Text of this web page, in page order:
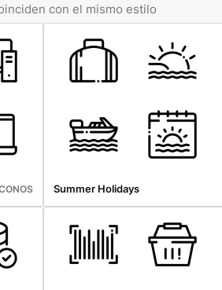
con el mismo estilo
Summer Holidays